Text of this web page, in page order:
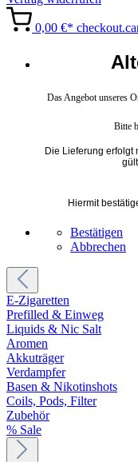
0,00 €*
Das Angebot unseres
Bitte
Die Lieferung erfolgt
Hiermit
Bestätigen
Abbrechen
E-Zigaretten
Prefilled & Einweg
Liquids & Nic Salt
Aromen
Akkuträger
Verdampfer
Basen & Nikotinshots
Coils, Pods, Filter
Zubehör
% Sale